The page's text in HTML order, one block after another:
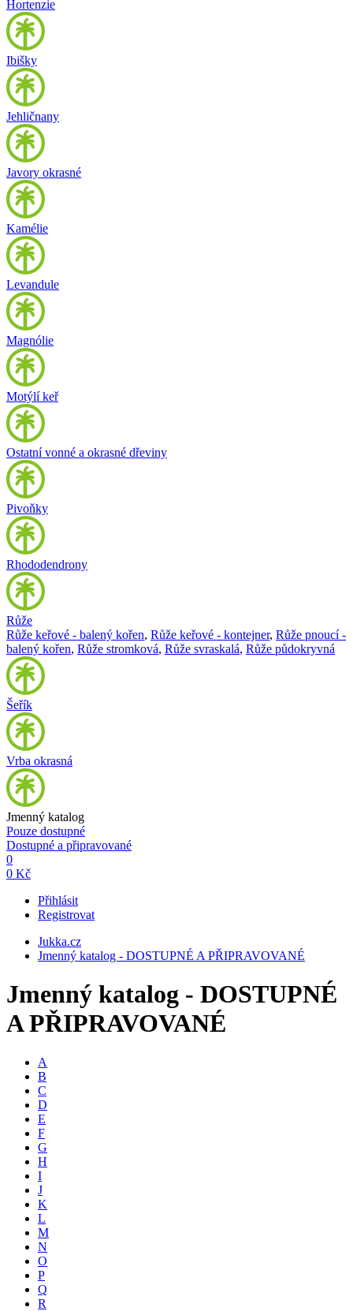
Hortenzie
Ibišky
Jehličnany
Javory okrasné
Kamélie
Levandule
Magnólie
Motýlí keř
Ostatní vonné a okrasné dřeviny
Pivoňky
Rhododendrony
Růže
Růže keřové - balený kořen, Růže keřové - kontejner, Růže pnoucí -
balený kořen, Růže stromková, Růže svraskalá, Růže půdokryvná
Šeřík
Vrba okrasná
Jmenný katalog
Pouze dostupné
Dostupné a připravované
0
0 Kč
Přihlásit
Registrovat
Jukka.cz
Jmenný katalog - DOSTUPNÉ A PŘIPRAVOVANÉ
Jmenný katalog - DOSTUPNÉ
A PŘIPRAVOVANÉ
A
B
C
D
E
F
G
H
I
J
K
L
M
N
O
P
Q
R